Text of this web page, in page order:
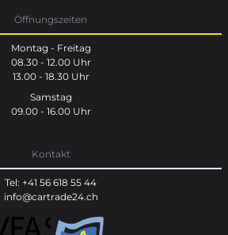
Öffnungszeiten
Montag - Freitag
08.30 - 12.00 Uhr
13.00 - 18.30 Uhr
Samstag
09.00 - 16.00 Uhr
Kontakt
Tel: +41 56 618 55 44
info@cartrade24.ch